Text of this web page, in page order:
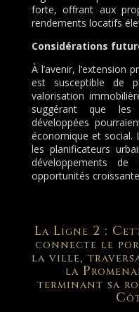
forte, offrant aux
rendements locatifs
Considérations
À l’avenir, l’extension
est susceptible de
valorisation
suggérant que les
développées
économique et social.
les planificateurs
développements
opportunités
La Ligne 2 :
connecte le
la ville,
la
terminant sa